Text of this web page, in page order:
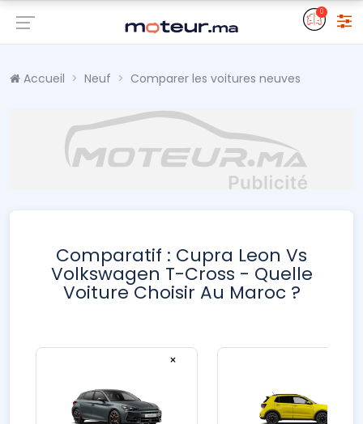
0
Accueil Neuf Comparer les voitures neuves
Comparatif : Cupra Leon Vs
Volkswagen T-Cross - Quelle
Voiture Choisir Au Maroc ?
×